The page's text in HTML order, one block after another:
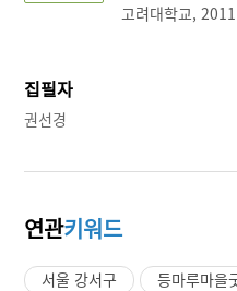
고려대학교,
집필자
권선경
연관키워드
서울 강서구 등마루마을